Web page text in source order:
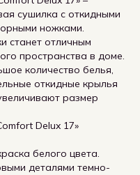
сушилка с откидными
ножками.
станет отличным
пространства в доме.
количество белья,
откидные крылья
размер
Delux 17»
белого цвета.
деталями темно-